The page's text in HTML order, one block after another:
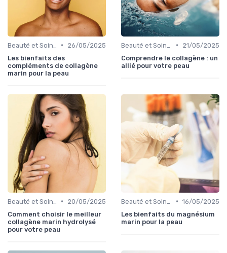
•
26/05/2025
Les bienfaits des
compléments de collagène
marin pour la peau
•
21/05/2025
Comprendre le collagène : un
allié pour votre peau
•
20/05/2025
Comment choisir le meilleur
collagène marin hydrolysé
pour votre peau
• 16/05/2025
Les bienfaits du magnésium
marin pour la peau